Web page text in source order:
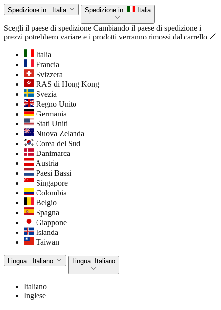
Spedizione in: Italia Spedizione in: Italia
Scegli il paese di spedizione Cambiando il paese di spedizione i
prezzi potrebbero variare e i prodotti verranno rimossi dal carrello
Italia
Francia
Svizzera
RAS di Hong Kong
Svezia
Regno Unito
Germania
Stati Uniti
Nuova Zelanda
Corea del Sud
Danimarca
Austria
Paesi Bassi
Singapore
Colombia
Belgio
Spagna
Giappone
Islanda
Taiwan
Lingua: Italiano Lingua: Italiano
Italiano
Inglese